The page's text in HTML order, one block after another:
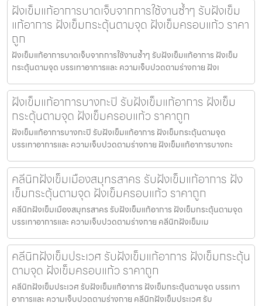
ฝังเข็มแก้อาการบาดเจ็บจากการใช้งานซ้ำๆ รับฝังเข็ม
แก้อาการ ฝังเข็มกระตุ้นตามจุด ฝังเข็มครอบแก้ว ราคา
ถูก
ฝังเข็มแก้อาการบาดเจ็บจากการใช้งานซ้ำๆ รับฝังเข็มแก้อาการ ฝังเข็ม
กระตุ้นตามจุด บรรเทาอาการและ ความเจ็บปวดตามร่างกาย ฝังเ
ฝังเข็มแก้อาการบางกะปิ รับฝังเข็มแก้อาการ ฝังเข็ม
กระตุ้นตามจุด ฝังเข็มครอบแก้ว ราคาถูก
ฝังเข็มแก้อาการบางกะปิ รับฝังเข็มแก้อาการ ฝังเข็มกระตุ้นตามจุด
บรรเทาอาการและ ความเจ็บปวดตามร่างกาย ฝังเข็มแก้อาการบางกะ
คลีนิกฝังเข็มเมืองสมุทรสาคร รับฝังเข็มแก้อาการ ฝัง
เข็มกระตุ้นตามจุด ฝังเข็มครอบแก้ว ราคาถูก
คลีนิกฝังเข็มเมืองสมุทรสาคร รับฝังเข็มแก้อาการ ฝังเข็มกระตุ้นตามจุด
บรรเทาอาการและ ความเจ็บปวดตามร่างกาย คลีนิกฝังเข็มเม
คลีนิกฝังเข็มประเวศ รับฝังเข็มแก้อาการ ฝังเข็มกระตุ้น
ตามจุด ฝังเข็มครอบแก้ว ราคาถูก
คลีนิกฝังเข็มประเวศ รับฝังเข็มแก้อาการ ฝังเข็มกระตุ้นตามจุด บรรเทา
อาการและ ความเจ็บปวดตามร่างกาย คลีนิกฝังเข็มประเวศ รับ